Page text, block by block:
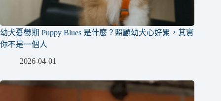
幼犬憂鬱期 Puppy Blues 是什麼？照顧幼犬心好累，其實
你不是一個人
2026-04-01